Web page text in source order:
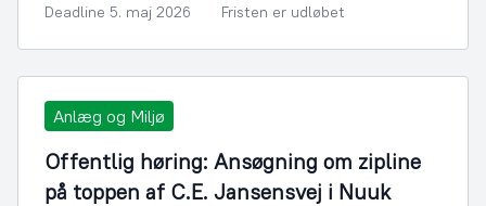
Deadline 5. maj 2026 Fristen er udløbet
Anlæg og Miljø
Offentlig høring: Ansøgning om zipline
på toppen af C.E. Jansensvej i Nuuk